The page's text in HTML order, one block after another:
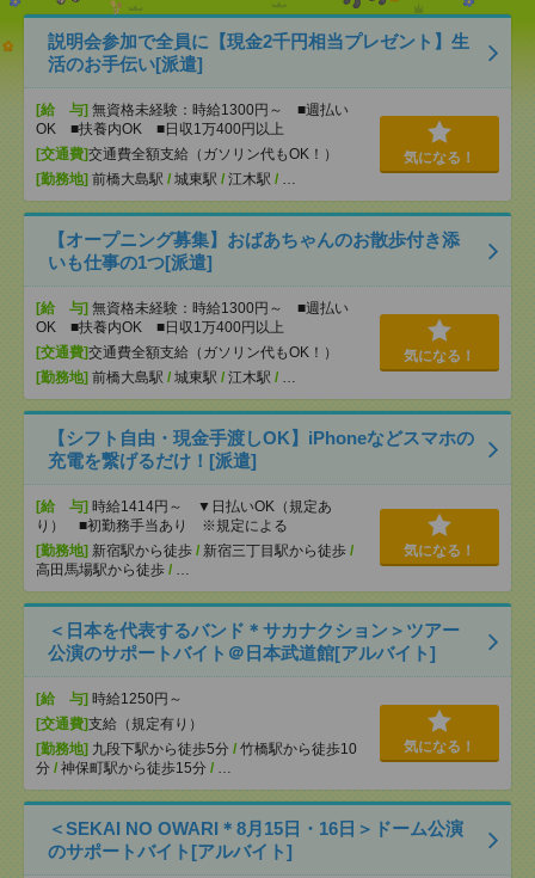
説明会参加で全員に【現金2千円相当プレゼント】生
活のお手伝い[派遣]
[給 与] 無資格未経験：時給1300円～ ■週払い
OK ■扶養内OK ■日収1万400円以上
[交通費]交通費全額支給（ガソリン代もOK！）
[勤務地] 前橋大島駅 / 城東駅 / 江木駅 / …
気になる！
【オープニング募集】おばあちゃんのお散歩付き添
いも仕事の1つ[派遣]
[給 与] 無資格未経験：時給1300円～ ■週払い
OK ■扶養内OK ■日収1万400円以上
[交通費]交通費全額支給（ガソリン代もOK！）
[勤務地] 前橋大島駅 / 城東駅 / 江木駅 / …
気になる！
【シフト自由・現金手渡しOK】iPhoneなどスマホの
充電を繋げるだけ！[派遣]
[給 与] 時給1414円～ ▼日払いOK（規定あ
り） ■初勤務手当あり ※規定による
[勤務地] 新宿駅から徒歩 / 新宿三丁目駅から徒歩 /
高田馬場駅から徒歩 / …
気になる！
＜日本を代表するバンド＊サカナクション＞ツアー
公演のサポートバイト＠日本武道館[アルバイト]
[給 与] 時給1250円～
[交通費]支給（規定有り）
[勤務地] 九段下駅から徒歩5分 / 竹橋駅から徒歩10
分 / 神保町駅から徒歩15分 / …
気になる！
＜SEKAI NO OWARI＊8月15日・16日＞ドーム公演
のサポートバイト[アルバイト]